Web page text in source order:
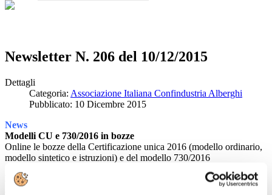
Newsletter N. 206 del 10/12/2015
Dettagli
Categoria: Associazione Italiana Confindustria Alberghi
Pubblicato: 10 Dicembre 2015
News
Modelli CU e 730/2016 in bozze
Online le bozze della Certificazione unica 2016 (modello ordinario,
modello sintetico e istruzioni) e del modello 730/2016
Le novità fiscali di novembre 2015
A cura di Confindustria